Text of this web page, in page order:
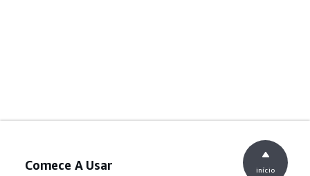
Comece A Usar início